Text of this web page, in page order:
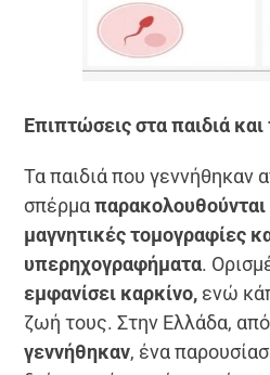
Επιπτώσεις στα παιδιά
Τα παιδιά που γεννήθηκαν
σπέρμαπαρακολουθούνται
μαγνητικές τομογραφίες
υπερηχογραφήματα.
εμφανίσει καρκίνο, ενώ
ζωή τους. Στην Ελλάδα,
γεννήθηκαν, ένα